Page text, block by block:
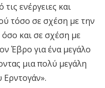
ενέργειες και
τόσο σε σχέση με την
και σε σχέση με
Έβρο για ένα μεγάλο
μια πολύ μεγάλη
Ερντογάν».